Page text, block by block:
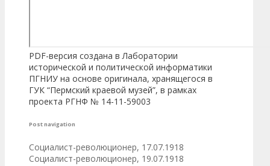
PDF-версия создана в Лаборатории
исторической и политической информатики
ПГНИУ на основе оригинала, хранящегося в
ГУК “Пермский краевой музей”, в рамках
проекта РГНФ № 14-11-59003
Post navigation
Социалист-революционер, 17.07.1918
Социалист-революционер, 19.07.1918